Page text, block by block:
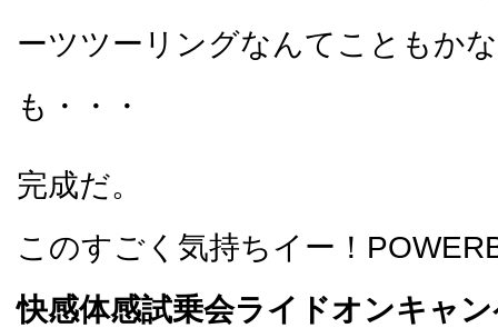
ーツツーリングなんてこともか
も・・・
完成だ。
このすごく気持ちイー！
快感体感試乗会ライドオンキャ